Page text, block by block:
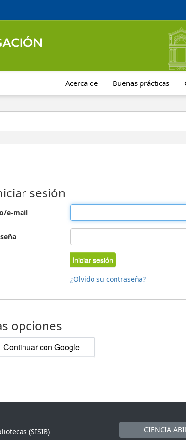
Acerca de Buenas prácticas
sesión
e-mail
Iniciar sesión
¿Olvidó su contraseña?
opciones
Continuar con Google
(SISIB)
CIENCIA